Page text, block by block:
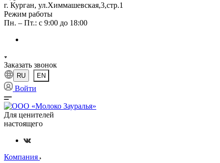
г. Курган, ул.Химмашевская,3,стр.1
Режим работы
Пн. – Пт.: с 9:00 до 18:00
Заказать звонок
RU EN
Войти
Для ценителей
настоящего
Компания